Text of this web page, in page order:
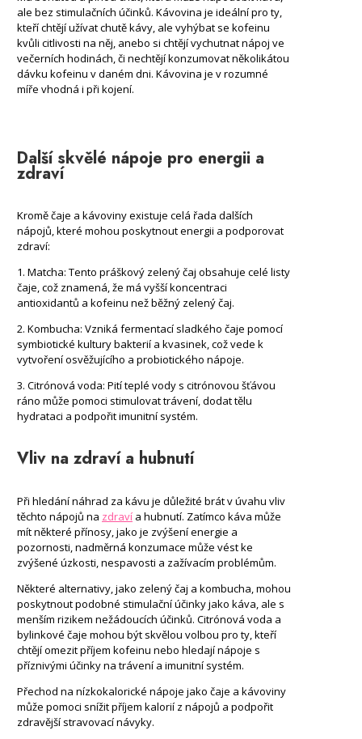
ale bez stimulačních účinků. Kávovina je ideální pro ty,
kteří chtějí užívat chutě kávy, ale vyhýbat se kofeinu
kvůli citlivosti na něj, anebo si chtějí vychutnat nápoj ve
večerních hodinách, či nechtějí konzumovat několikátou
dávku kofeinu v daném dni. Kávovina je v rozumné
míře vhodná i při kojení.
Další skvělé nápoje pro energii a
zdraví
Kromě čaje a kávoviny existuje celá řada dalších
nápojů, které mohou poskytnout energii a podporovat
zdraví:
1. Matcha: Tento práškový zelený čaj obsahuje celé listy
čaje, což znamená, že má vyšší koncentraci
antioxidantů a kofeinu než běžný zelený čaj.
2. Kombucha: Vzniká fermentací sladkého čaje pomocí
symbiotické kultury bakterií a kvasinek, což vede k
vytvoření osvěžujícího a probiotického nápoje.
3. Citrónová voda: Pití teplé vody s citrónovou šťávou
ráno může pomoci stimulovat trávení, dodat tělu
hydrataci a podpořit imunitní systém.
Vliv na zdraví a hubnutí
Při hledání náhrad za kávu je důležité brát v úvahu vliv
těchto nápojů na zdraví a hubnutí. Zatímco káva může
mít některé přínosy, jako je zvýšení energie a
pozornosti, nadměrná konzumace může vést ke
zvýšené úzkosti, nespavosti a zažívacím problémům.
Některé alternativy, jako zelený čaj a kombucha, mohou
poskytnout podobné stimulační účinky jako káva, ale s
menším rizikem nežádoucích účinků. Citrónová voda a
bylinkové čaje mohou být skvělou volbou pro ty, kteří
chtějí omezit příjem kofeinu nebo hledají nápoje s
příznivými účinky na trávení a imunitní systém.
Přechod na nízkokalorické nápoje jako čaje a kávoviny
může pomoci snížit příjem kalorií z nápojů a podpořit
zdravější stravovací návyky.